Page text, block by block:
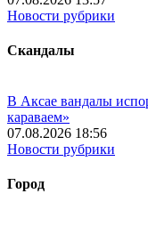
Новости рубрики
Скандалы
В Аксае вандалы
караваем»
07.08.2026 18:56
Новости рубрики
Город